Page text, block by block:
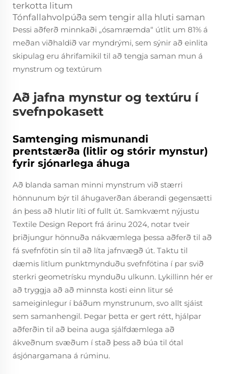
terkotta litum
Tónfallahvolpúða sem tengir alla hluti saman
Þessi aðferð minnkaði „ósamræmda“ útlit um 81% á
meðan viðhaldið var myndrými, sem sýnir að einlita
skipulag eru áhrifamikil til að tengja saman mun á
mynstrum og textúrum
Að jafna mynstur og textúru í
svefnpokasett
Samtenging mismunandi
prentstærða (litlir og stórir mynstur)
fyrir sjónarlega áhuga
Að blanda saman minni mynstrum við stærri
hönnunum býr til áhugaverðan áberandi gegensætti
án þess að hlutir líti of fullt út. Samkvæmt nýjustu
Textile Design Report frá árinu 2024, notar tveir
þriðjungur hönnuða nákvæmlega þessa aðferð til að
fá svefnfötin sín til að líta jafnvægð út. Taktu til
dæmis litlum punktmynduðu svefnfötina í par svið
sterkri geometrísku mynduðu ulkunn. Lykillinn hér er
að tryggja að að minnsta kosti einn litur sé
sameiginlegur í báðum mynstrunum, svo allt sjáist
sem samanhengil. Þegar þetta er gert rétt, hjálpar
aðferðin til að beina auga sjálfdæmlega að
ákveðnum svæðum í stað þess að búa til ótal
ásjónargamana á rúminu.